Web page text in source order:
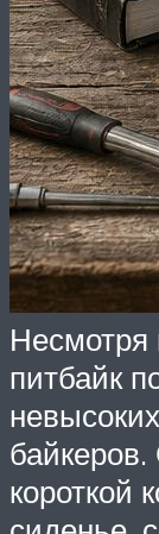
Несмотря
питбайк
короткой